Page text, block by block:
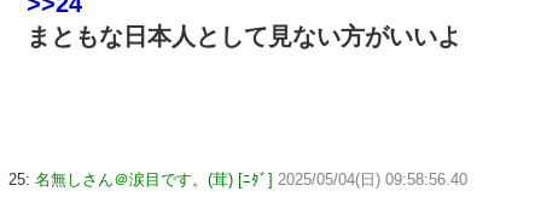
まともな日本人として見ない方がいいよ
25: 名無しさん＠涙目です。(茸) [ﾆﾀﾞ] 2025/05/04(日) 09:58:56.40